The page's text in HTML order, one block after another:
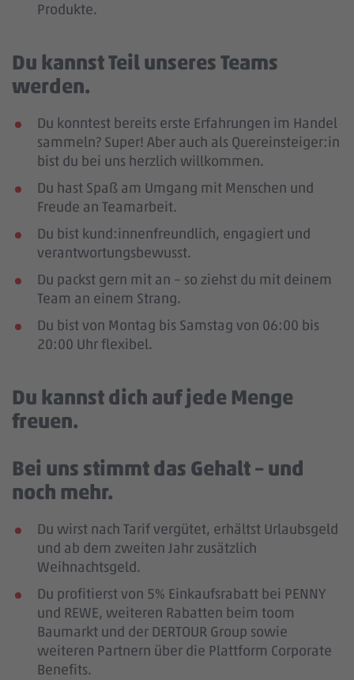
Produkte.
Du kannst Teil unseres Teams
werden.
Du konntest bereits erste Erfahrungen im Handel
sammeln? Super! Aber auch als Quereinsteiger:in
bist du bei uns herzlich willkommen.
Du hast Spaß am Umgang mit Menschen und
Freude an Teamarbeit.
Du bist kund:innenfreundlich, engagiert und
verantwortungsbewusst.
Du packst gern mit an – so ziehst du mit deinem
Team an einem Strang.
Du bist von Montag bis Samstag von 06:00 bis
20:00 Uhr flexibel.
Du kannst dich auf jede Menge
freuen.
Bei uns stimmt das Gehalt – und
noch mehr.
Du wirst nach Tarif vergütet, erhältst Urlaubsgeld
und ab dem zweiten Jahr zusätzlich
Weihnachtsgeld.
Du profitierst von 5% Einkaufsrabatt bei PENNY
und REWE, weiteren Rabatten beim toom
Baumarkt und der DERTOUR Group sowie
weiteren Partnern über die Plattform Corporate
Benefits.